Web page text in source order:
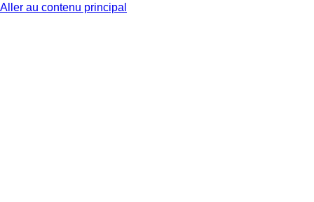
Aller au contenu principal